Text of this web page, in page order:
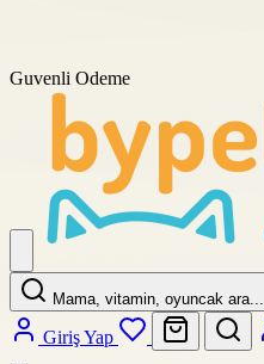
Guvenli Odeme
Mama, vitamin, oyuncak ara...
Giriş Yap